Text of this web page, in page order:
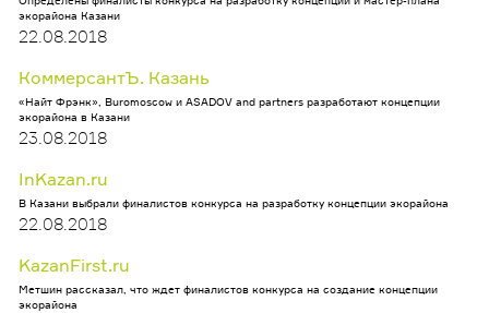
экорайона Казани
22.08.2018
КоммерсантЪ. Казань
«Найт Фрэнк», Buromoscow и ASADOV and partners разработают концепции
экорайона в Казани
23.08.2018
InKazan.ru
В Казани выбрали финалистов конкурса на разработку концепции экорайона
22.08.2018
KazanFirst.ru
Метшин рассказал, что ждет финалистов конкурса на создание концепции
экорайона